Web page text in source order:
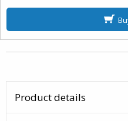
Product details